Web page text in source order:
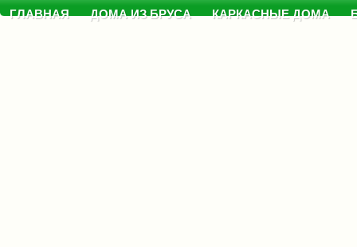
ГЛАВНАЯ
ДОМА ИЗ БРУСА КАРКАСНЫЕ ДОМА